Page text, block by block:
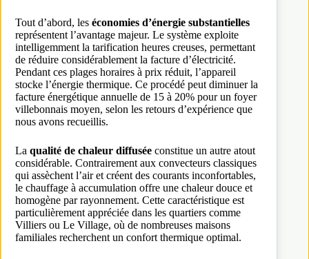
Tout d’abord, les économies d’énergie substantielles
représentent l’avantage majeur. Le système exploite
intelligemment la tarification heures creuses, permettant
de réduire considérablement la facture d’électricité.
Pendant ces plages horaires à prix réduit, l’appareil
stocke l’énergie thermique. Ce procédé peut diminuer la
facture énergétique annuelle de 15 à 20% pour un foyer
villebonnais moyen, selon les retours d’expérience que
nous avons recueillis.
La qualité de chaleur diffusée constitue un autre atout
considérable. Contrairement aux convecteurs classiques
qui assèchent l’air et créent des courants inconfortables,
le chauffage à accumulation offre une chaleur douce et
homogène par rayonnement. Cette caractéristique est
particulièrement appréciée dans les quartiers comme
Villiers ou Le Village, où de nombreuses maisons
familiales recherchent un confort thermique optimal.